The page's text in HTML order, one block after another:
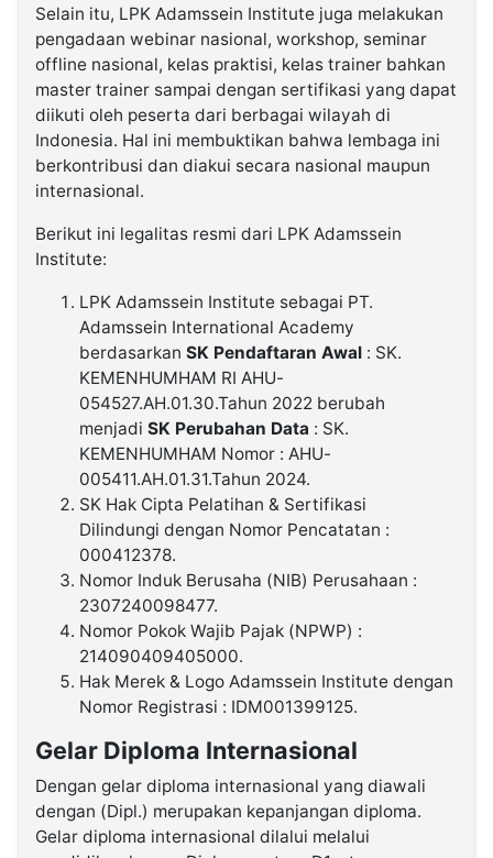
Selain itu, LPK Adamssein Institute juga melakukan
pengadaan webinar nasional, workshop, seminar
offline nasional, kelas praktisi, kelas trainer bahkan
master trainer sampai dengan sertifikasi yang dapat
diikuti oleh peserta dari berbagai wilayah di
Indonesia. Hal ini membuktikan bahwa lembaga ini
berkontribusi dan diakui secara nasional maupun
internasional.
Berikut ini legalitas resmi dari LPK Adamssein
Institute:
LPK Adamssein Institute sebagai PT.
Adamssein International Academy
berdasarkan SK Pendaftaran Awal : SK.
KEMENHUMHAM RI AHU-
054527.AH.01.30.Tahun 2022 berubah
menjadi SK Perubahan Data : SK.
KEMENHUMHAM Nomor : AHU-
005411.AH.01.31.Tahun 2024.
SK Hak Cipta Pelatihan & Sertifikasi
Dilindungi dengan Nomor Pencatatan :
000412378.
Nomor Induk Berusaha (NIB) Perusahaan :
2307240098477.
Nomor Pokok Wajib Pajak (NPWP) :
214090409405000.
Hak Merek & Logo Adamssein Institute dengan
Nomor Registrasi : IDM001399125.
Gelar Diploma Internasional
Dengan gelar diploma internasional yang diawali
dengan (Dipl.) merupakan kepanjangan diploma.
Gelar diploma internasional dilalui melalui